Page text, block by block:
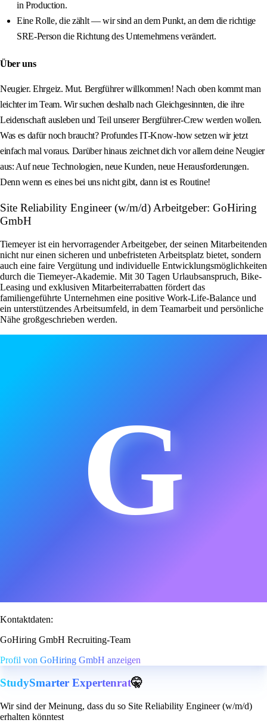
in Production.
Eine Rolle, die zählt — wir sind an dem Punkt, an dem die richtige
SRE-Person die Richtung des Unternehmens verändert.
Über uns
Neugier. Ehrgeiz. Mut. Bergführer willkommen! Nach oben kommt man
leichter im Team. Wir suchen deshalb nach Gleichgesinnten, die ihre
Leidenschaft ausleben und Teil unserer Bergführer-Crew werden wollen.
Was es dafür noch braucht? Profundes IT-Know-how setzen wir jetzt
einfach mal voraus. Darüber hinaus zeichnet dich vor allem deine Neugier
aus: Auf neue Technologien, neue Kunden, neue Herausforderungen.
Denn wenn es eines bei uns nicht gibt, dann ist es Routine!
Site Reliability Engineer (w/m/d) Arbeitgeber: GoHiring
GmbH
Tiemeyer ist ein hervorragender Arbeitgeber, der seinen Mitarbeitenden
nicht nur einen sicheren und unbefristeten Arbeitsplatz bietet, sondern
auch eine faire Vergütung und individuelle Entwicklungsmöglichkeiten
durch die Tiemeyer-Akademie. Mit 30 Tagen Urlaubsanspruch, Bike-
Leasing und exklusiven Mitarbeiterrabatten fördert das
familiengeführte Unternehmen eine positive Work-Life-Balance und
ein unterstützendes Arbeitsumfeld, in dem Teamarbeit und persönliche
Nähe großgeschrieben werden.
G
Kontaktdaten:
GoHiring GmbH Recruiting-Team
Profil von GoHiring GmbH anzeigen
StudySmarter Expertenrat🤫
Wir sind der Meinung, dass du so Site Reliability Engineer (w/m/d)
erhalten könntest